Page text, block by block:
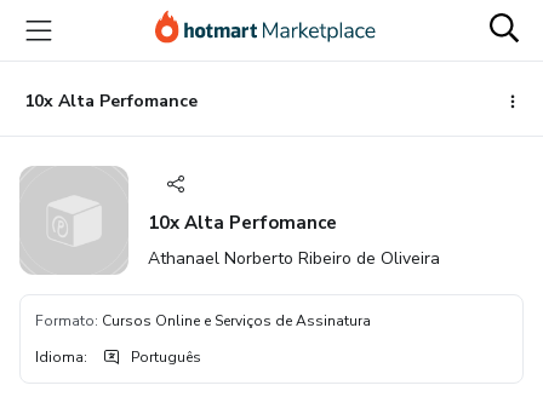
para
conteúdo
principal
para
pagamento
para
rodapé10x Alta Perfomance
10x Alta Perfomance
Athanael Norberto Ribeiro de Oliveira
Formato: Cursos Online e Serviços de Assinatura
Idioma: Português